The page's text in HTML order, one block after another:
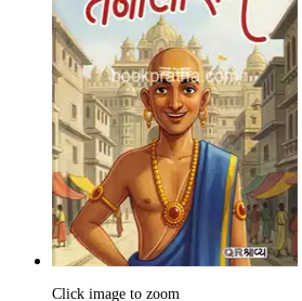
Click image to zoom